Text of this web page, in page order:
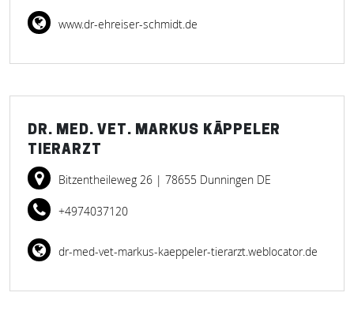
www.dr-ehreiser-schmidt.de
DR. MED. VET. MARKUS KÄPPELER
TIERARZT
Bitzentheileweg 26 | 78655 Dunningen DE
+4974037120
dr-med-vet-markus-kaeppeler-tierarzt.weblocator.de